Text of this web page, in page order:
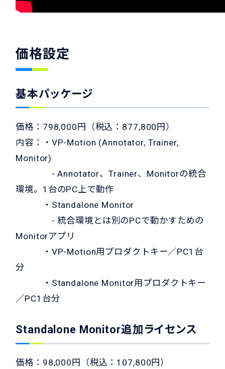
価格設定
基本パッケージ
価格：798,000円（税込：877,800円）
内容：・VP-Motion (Annotator, Trainer,
Monitor)
- Annotator、Trainer、Monitorの統合
環境。1台のPC上で動作
・Standalone Monitor
- 統合環境とは別のPCで動かすための
Monitorアプリ
・VP-Motion用プロダクトキー／PC1台
分
・Standalone Monitor用プロダクトキー
／PC1台分
Standalone Monitor追加ライセンス
価格：98,000円（税込：107,800円）